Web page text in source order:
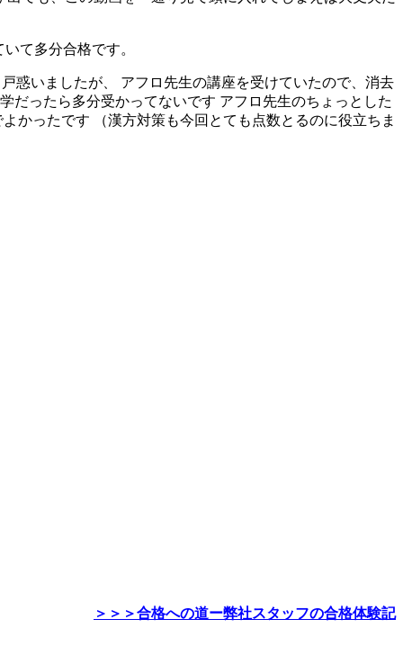
て多分合格です。
いましたが、 アフロ先生の講座を受けていたので、消去
だったら多分受かってないです アフロ先生のちょっとした
かったです （漢方対策も今回とても点数とるのに役立ちま
＞＞＞合格への道ー弊社スタッフの合格体験記